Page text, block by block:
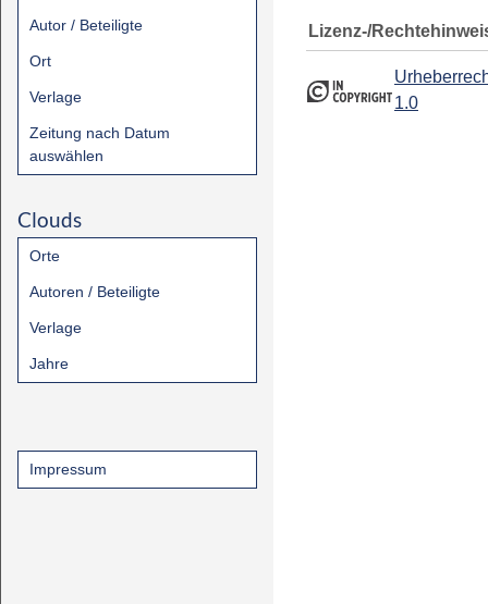
Autor / Beteiligte
Ort
Verlage
Zeitung nach Datum
auswählen
Clouds
Orte
Autoren / Beteiligte
Verlage
Jahre
Impressum
Lizenz-/
1.0